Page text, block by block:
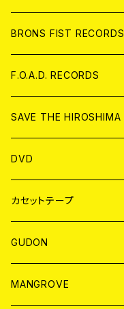
アパレル
ANALOG
BRONS FIST RECORDS
CD
ANALOG
F.O.A.D. RECORDS
CD
ANALOG
SAVE THE HIROSHIMA
アパレル
BADGE
DVD
JAPAN
WORLD
カセットテープ
JAPAN
WORLD
GUDON
アパレル
MANGROVE